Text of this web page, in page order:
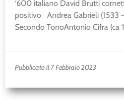
‘600 italiano David Brutti
positivo Andrea Gabrieli (1533
Secondo TonoAntonio Cifra (ca
Pubblicato il 7 Febbraio 2023